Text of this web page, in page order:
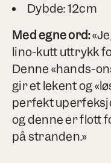
Dybde: 12cm
Med egne ord:
lino-kutt uttrykk
Denne «hands-
gir et lekent og
perfekt
og denne er flott
på stranden.»